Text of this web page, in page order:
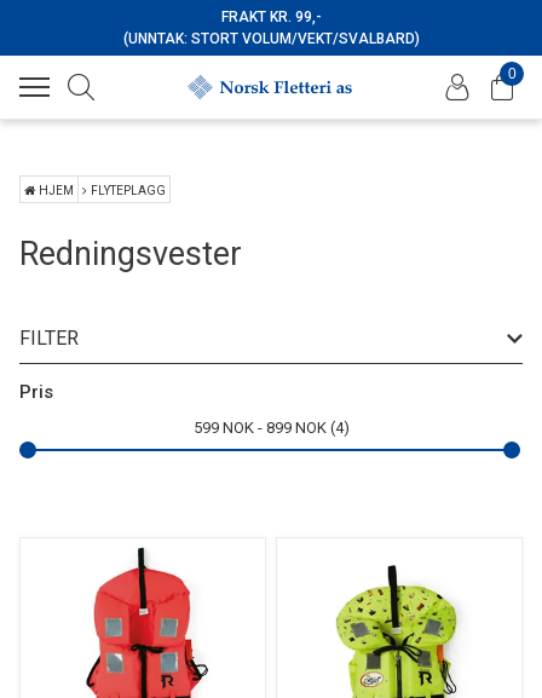
FRAKT KR. 99,-
(UNNTAK: STORT VOLUM/VEKT/SVALBARD)
0
HJEM FLYTEPLAGG
Redningsvester
FILTER
Merke
Farge
Pris
599 NOK 899 NOK 4